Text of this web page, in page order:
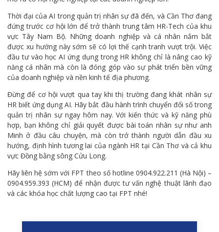
Thời đại của AI trong quản trị nhân sự đã đến, và Cần Thơ đang
đứng trước cơ hội lớn để trở thành trung tâm HR-Tech của khu
vực Tây Nam Bộ. Những doanh nghiệp và cá nhân nắm bắt
được xu hướng này sớm sẽ có lợi thế cạnh tranh vượt trội. Việc
đầu tư vào học AI ứng dụng trong HR không chỉ là nâng cao kỹ
năng cá nhân mà còn là đóng góp vào sự phát triển bền vững
của doanh nghiệp và nền kinh tế địa phương.
Đừng để cơ hội vượt qua tay khi thị trường đang khát nhân sự
HR biết ứng dụng AI. Hãy bắt đầu hành trình chuyển đổi số trong
quản trị nhân sự ngay hôm nay. Với kiến thức và kỹ năng phù
hợp, bạn không chỉ giải quyết được bài toán nhân sự như anh
Minh ở đầu câu chuyện, mà còn trở thành người dẫn đầu xu
hướng, định hình tương lai của ngành HR tại Cần Thơ và cả khu
vực Đồng bằng sông Cửu Long.
Hãy liên hệ sớm với FPT theo số hotline 0904.922.211 (Hà Nội) –
0904.959.393 (HCM) để nhận được tư vấn nghệ thuật lãnh đạo
và các khóa học chất lượng cao tại FPT nhé!